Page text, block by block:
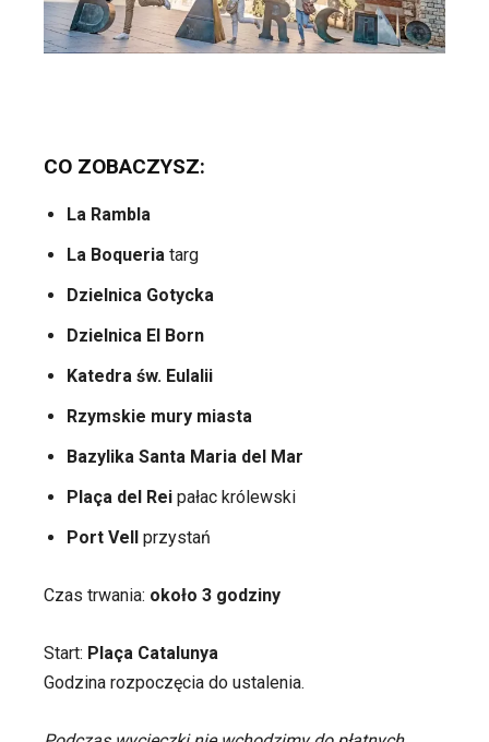
CO ZOBACZYSZ:
La Rambla
La Boqueria targ
Dzielnica Gotycka
Dzielnica El Born
Katedra św. Eulalii
Rzymskie mury miasta
Bazylika Santa Maria del Mar
Plaça del Rei pałac królewski
Port Vell przystań
Czas trwania: około 3 godziny
Start: Plaça Catalunya
Godzina rozpoczęcia do ustalenia.